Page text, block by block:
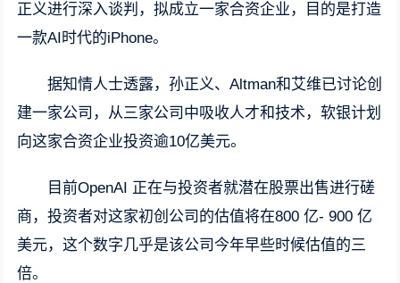
正义进行深入谈判，拟成立一家合资企业，目的是打造
一款AI时代的iPhone。
据知情人士透露，孙正义、Altman和艾维已讨论创
建一家公司，从三家公司中吸收人才和技术，软银计划
向这家合资企业投资逾10亿美元。
目前OpenAI 正在与投资者就潜在股票出售进行磋
商，投资者对这家初创公司的估值将在800 亿- 900 亿
美元，这个数字几乎是该公司今年早些时候估值的三
倍。